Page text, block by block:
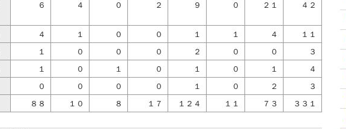
６ ４ ０ ２ ９ ０ ２１ ４２
４ １ ０ ０ １ １ ４
１１
１ ０ ０ ０ ２ ０ ０
３
１ ０ １ ０ １ ０ １
４
０ ０ ０ ０ １ ０ ２
３
８８ １０ ８ １７ １２４ １１ ７３ ３３１